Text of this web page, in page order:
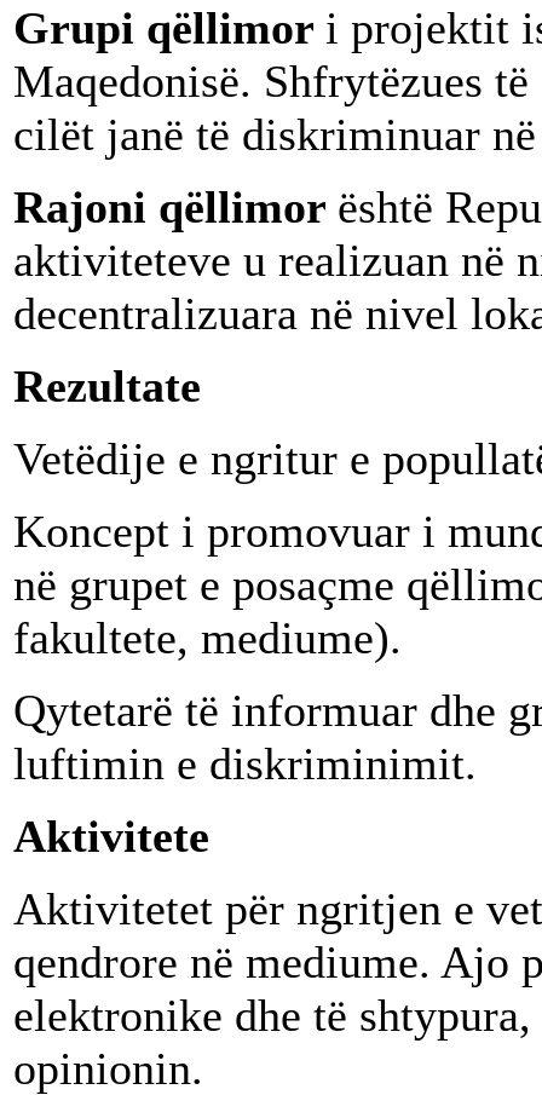
Grupi qëllimor i projektit
Maqedonisë. Shfrytëzues
cilët janë të diskriminuar
Rajoni qëllimor është
aktiviteteve u realizuan në
decentralizuara në nivel
Rezultate
Vetëdije e ngritur e
Koncept i promovuar i
në grupet e posaçme
fakultete, mediume).
Qytetarë të informuar dhe
luftimin e diskriminimit.
Aktivitete
Aktivitetet për ngritjen e
qendrore në mediume. Ajo
elektronike dhe të
opinionin.